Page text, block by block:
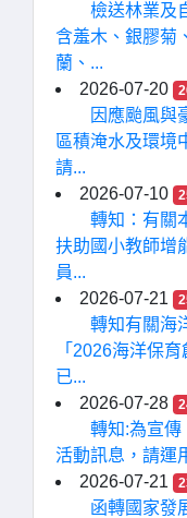
檢送林業及
含羞木、銀膠菊
蘭、...
2026-07-20
因應颱風與
區積淹水及環境
請...
2026-07-10
轉知：有關
扶助國小教師增
員...
2026-07-21
轉知有關海
「2026海洋保
已...
2026-07-28
轉知:為宣傳
活動訊息，請運
2026-07-21
函轉國家發